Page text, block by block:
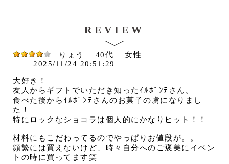
REVIEW
りょう 40代
女性
2025/11/24 20:51:29
大好き！
友人からギフトでいただき知ったｲﾙﾎﾟﾝﾃさん。
食べた後からｲﾙﾎﾟﾝﾃさんのお菓子の虜になりまし
た！
特にロックなショコラは個人的にかなりヒット！！
材料にもこだわってるのでやっぱりお値段が。。
頻繁には買えないけど、時々自分へのご褒美にイベン
トの時に買ってます笑